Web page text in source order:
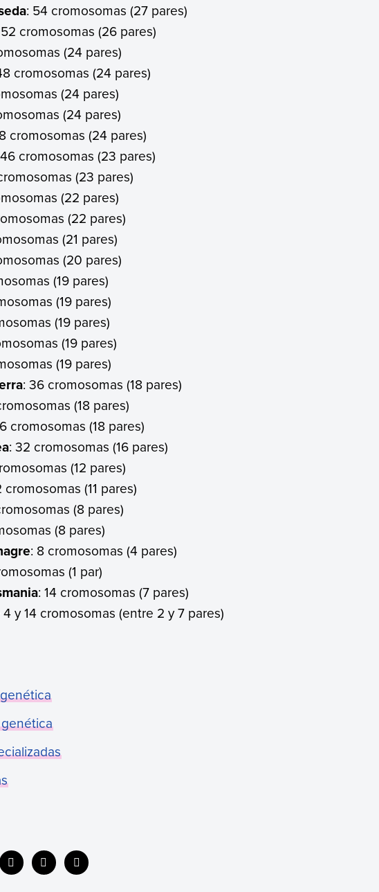
: 54 cromosomas (27 pares)
cromosomas (26 pares)
(24 pares)
cromosomas (24 pares)
(24 pares)
(24 pares)
cromosomas (24 pares)
cromosomas (23 pares)
(23 pares)
(22 pares)
(22 pares)
(21 pares)
(20 pares)
(19 pares)
(19 pares)
(19 pares)
(19 pares)
(19 pares)
: 36 cromosomas (18 pares)
(18 pares)
cromosomas (18 pares)
: 32 cromosomas (16 pares)
(12 pares)
cromosomas (11 pares)
(8 pares)
(8 pares)
: 8 cromosomas (4 pares)
(1 par)
: 14 cromosomas (7 pares)
y 14 cromosomas (entre 2 y 7 pares)